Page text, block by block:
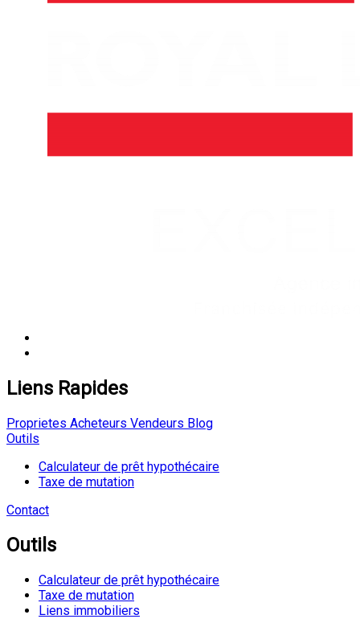
Liens Rapides
Proprietes Acheteurs Vendeurs Blog
Outils
Calculateur de prêt hypothécaire
Taxe de mutation
Contact
Outils
Calculateur de prêt hypothécaire
Taxe de mutation
Liens immobiliers